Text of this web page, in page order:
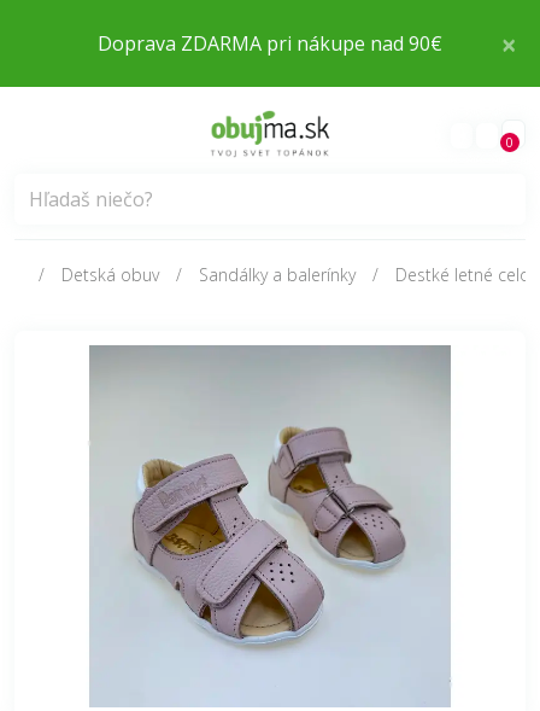
×
Doprava ZDARMA pri nákupe nad 90€
0
Detská obuv Sandálky a balerínky Destké letné